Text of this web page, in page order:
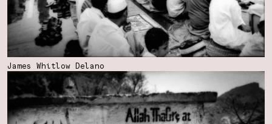
James Whitlow Delano